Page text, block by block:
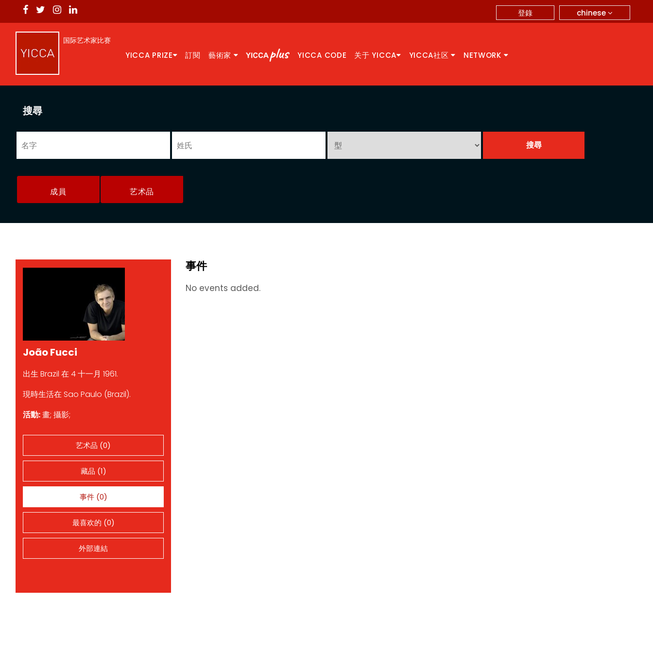
chinese
登錄
国际艺术家比赛
YICCA PRIZE 訂閱 藝術家 YICCA CODE 关于 YICCA YICCA社区 NETWORK
搜尋
成員 艺术品
João Fucci
出生 Brazil 在 4 十一月 1961.
現時生活在 Sao Paulo (Brazil).
活動:畫; 攝影;
艺术品 (0)
藏品 (1)
事件 (0)
最喜欢的 (0)
外部連結
事件
No events added.